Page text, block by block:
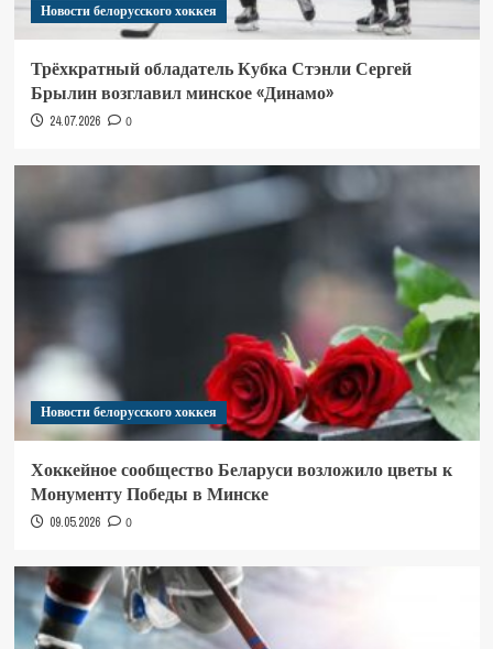
Новости белорусского хоккея
Трёхкратный обладатель Кубка Стэнли Сергей
Брылин возглавил минское «Динамо»
24.07.2026 0
Новости белорусского хоккея
Хоккейное сообщество Беларуси возложило цветы к
Монументу Победы в Минске
09.05.2026 0